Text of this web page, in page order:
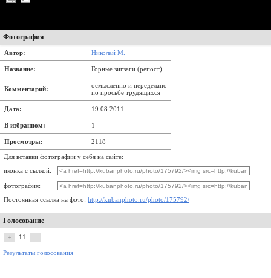
Фотография
Автор: Николай М.
Название: Горные зигзаги (репост)
Комментарий:
осмысленно и переделано
по просьбе трудящихся
Дата: 19.08.2011
В избранном: 1
Просмотры: 2118
Для вставки фотографии у себя на сайте:
иконка с сылкой:
фотография:
Постоянная ссылка на фото: http://kubanphoto.ru/photo/175792/
Голосование
+ 11 –
Результаты голосования